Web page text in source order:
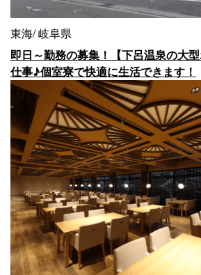
東海 岐阜県
即日～勤務の募集！【下呂温泉の大
仕事♪個室寮で快適に生活できます！